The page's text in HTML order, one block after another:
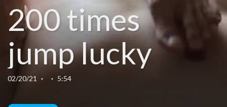
200 times
jump lucky
guy
02/20/21 · · 5:54